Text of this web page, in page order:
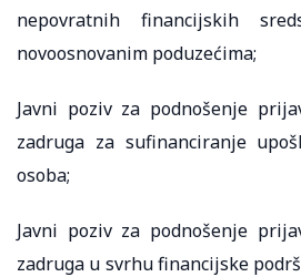
nepovratnih financijskih
novoosnovanim poduzećima;
Javni poziv za podnošenje
zadruga za sufinanciranje
osoba;
Javni poziv za podnošenje
zadruga u svrhu financijske